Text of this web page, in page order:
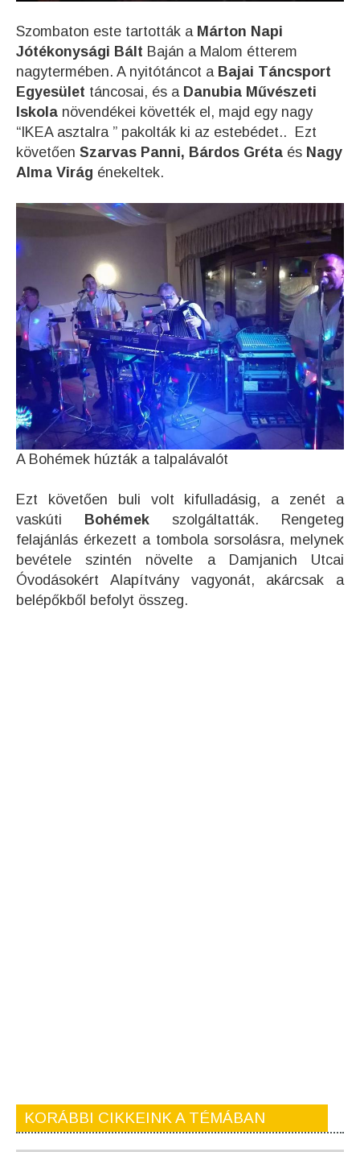
Szombaton este tartották a Márton Napi
Jótékonysági Bált Baján a Malom étterem
nagytermében. A nyitótáncot a Bajai Táncsport
Egyesület táncosai, és a Danubia Művészeti
Iskola növendékei követték el, majd egy nagy
“IKEA asztalra ” pakolták ki az estebédet.. Ezt
követően Szarvas Panni, Bárdos Gréta és Nagy
Alma Virág énekeltek.
A Bohémek húzták a talpalávalót
Ezt követően buli volt kifulladásig, a zenét a
vaskúti Bohémek szolgáltatták. Rengeteg
felajánlás érkezett a tombola sorsolásra, melynek
bevétele szintén növelte a Damjanich Utcai
Óvodásokért Alapítvány vagyonát, akárcsak a
belépőkből befolyt összeg.
KORÁBBI CIKKEINK A TÉMÁBAN